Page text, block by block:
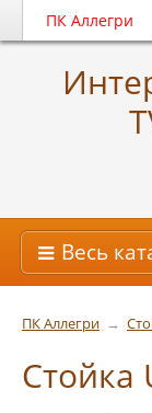
ПК Аллегри
Весь
ПК Аллегри →
Стойка